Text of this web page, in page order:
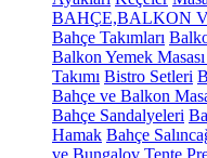
BAHÇE,BALKON
Bahçe Takımları
Balkon Yemek Masası
Takımı Bistro Setleri
Bahçe ve Balkon
Bahçe Sandalyeleri
Hamak Bahçe
ve Bungalov Tente